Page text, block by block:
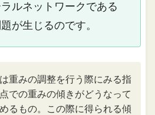
ルネットワークである
が生じるのです。
重みの調整を行う際にみる指
での重みの傾きがどうなって
るもの。この際に得られる傾